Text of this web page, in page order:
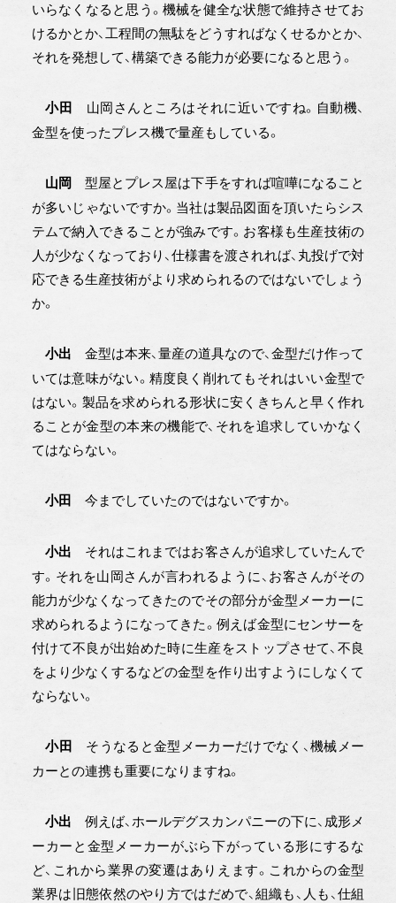
いらなくなると思う。機械を健全な状態で維持させてお
けるかとか、工程間の無駄をどうすればなくせるかとか、
それを発想して、構築できる能力が必要になると思う。
小田
山岡さんところはそれに近いですね。自動機、
金型を使ったプレス機で量産もしている。
山岡
型屋とプレス屋は下手をすれば喧嘩になること
が多いじゃないですか。当社は製品図面を頂いたらシス
テムで納入できることが強みです。お客様も生産技術の
人が少なくなっており、仕様書を渡されれば、丸投げで対
応できる生産技術がより求められるのではないでしょう
か。
小出 金型は本来、量産の道具なので、金型だけ作って
いては意味がない。精度良く削れてもそれはいい金型で
はない。製品を求められる形状に安くきちんと早く作れ
ることが金型の本来の機能で、それを追求していかなく
てはならない。
小田 今までしていたのではないですか。
小出 それはこれまではお客さんが追求していたんで
す。それを山岡さんが言われるように、お客さんがその
能力が少なくなってきたのでその部分が金型メーカーに
求められるようになってきた。例えば金型にセンサーを
付けて不良が出始めた時に生産をストップさせて、不良
をより少なくするなどの金型を作り出すようにしなくて
ならない。
小田
そうなると金型メーカーだけでなく、機械メー
カーとの連携も重要になりますね。
小出 例えば、ホールデグスカンパニーの下に、成形メ
ーカーと金型メーカーがぶら下がっている形にするな
ど、これから業界の変遷はありえます。これからの金型
業界は旧態依然のやり方ではだめで、組織も、人も、仕組